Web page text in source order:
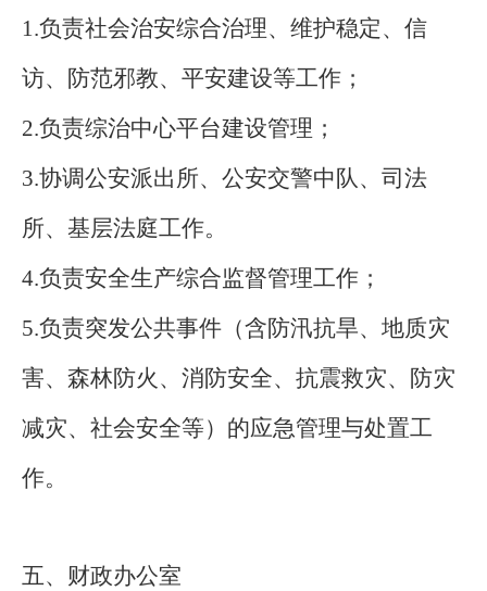
1.负责社会治安综合治理、维护稳定、信
访、防范邪教、平安建设等工作；
2.负责综治中心平台建设管理；
3.协调公安派出所、公安交警中队、司法
所、基层法庭工作。
4.负责安全生产综合监督管理工作；
5.负责突发公共事件（含防汛抗旱、地质灾
害、森林防火、消防安全、抗震救灾、防灾
减灾、社会安全等）的应急管理与处置工
作。
五、财政办公室